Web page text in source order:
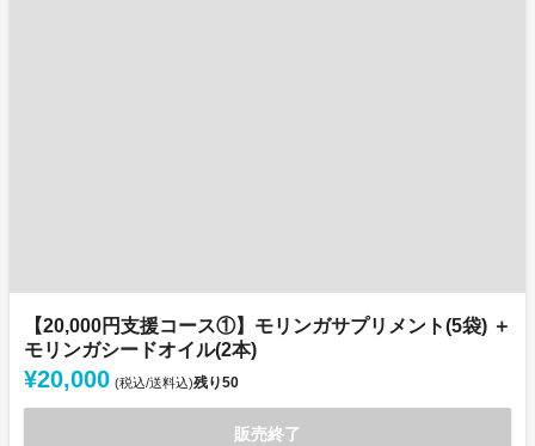
【20,000円支援コース①】モリンガサプリメント(5袋) ＋
モリンガシードオイル(2本)
¥20,000 (税込/送料込)残り50
販売終了